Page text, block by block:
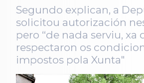
Segundo explican, a
solicitou autorización
pero “de nada serviu, xa
respectaron os
impostos pola Xunta"